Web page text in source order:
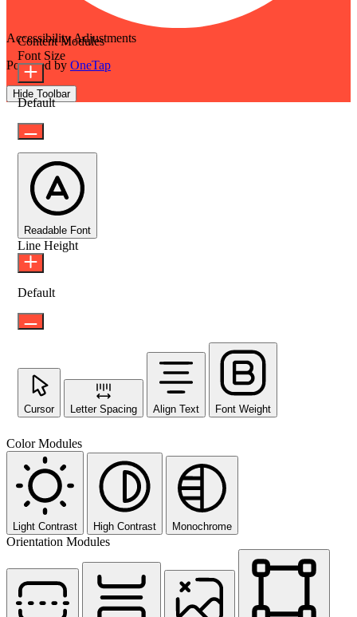
Accessibility Adjustments
Powered by OneTap
Hide Toolbar
Content Modules
Font Size
Default
Readable Font
Line Height
Default
Cursor Letter Spacing Align Text Font Weight
Color Modules
Light Contrast High Contrast Monochrome
Orientation Modules